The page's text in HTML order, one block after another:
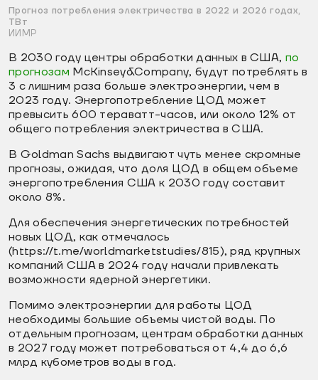
Прогноз потребления электричества в 2022 и 2026 годах,
ТВт
ИИМР
В 2030 году центры обработки данных в США, по
прогнозам McKinsey&Company, будут потреблять в
3 с лишним раза больше электроэнергии, чем в
2023 году. Энергопотребление ЦОД может
превысить 600 тераватт-часов, или около 12% от
общего потребления электричества в США.
В Goldman Sachs выдвигают чуть менее скромные
прогнозы, ожидая, что доля ЦОД в общем объеме
энергопотребления США к 2030 году составит
около 8%.
Для обеспечения энергетических потребностей
новых ЦОД, как отмечалось
(https://t.me/worldmarketstudies/815), ряд крупных
компаний США в 2024 году начали привлекать
возможности ядерной энергетики.
Помимо электроэнергии для работы ЦОД
необходимы большие объемы чистой воды. По
отдельным прогнозам, центрам обработки данных
в 2027 году может потребоваться от 4,4 до 6,6
млрд кубометров воды в год.